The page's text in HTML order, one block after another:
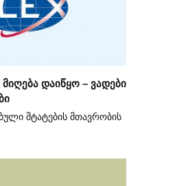
მიღება დაიწყო – ვადები
შტატების მთავრობის